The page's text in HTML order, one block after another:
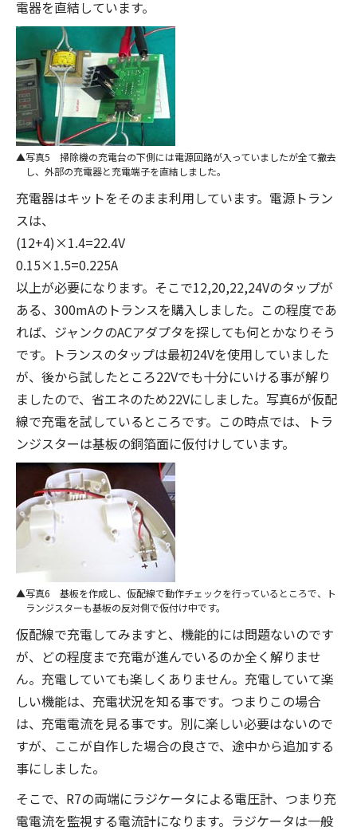
電器を直結しています。
写真5 掃除機の充電台の下側には電源回路が入っていましたが全て撤去
し、外部の充電器と充電端子を直結しました。
充電器はキットをそのまま利用しています。電源トラン
スは、
(12+4)×1.4=22.4V
0.15×1.5=0.225A
以上が必要になります。そこで12,20,22,24Vのタップが
ある、300mAのトランスを購入しました。この程度であ
れば、ジャンクのACアダプタを探しても何とかなりそう
です。トランスのタップは最初24Vを使用していました
が、後から試したところ22Vでも十分にいける事が解り
ましたので、省エネのため22Vにしました。写真6が仮配
線で充電を試しているところです。この時点では、トラ
ンジスターは基板の銅箔面に仮付けしています。
写真6 基板を作成し、仮配線で動作チェックを行っているところで、ト
ランジスターも基板の反対側で仮付け中です。
仮配線で充電してみますと、機能的には問題ないのです
が、どの程度まで充電が進んでいるのか全く解りませ
ん。充電していても楽しくありません。充電していて楽
しい機能は、充電状況を知る事です。つまりこの場合
は、充電電流を見る事です。別に楽しい必要はないので
すが、ここが自作した場合の良さで、途中から追加する
事にしました。
そこで、R7の両端にラジケータによる電圧計、つまり充
電電流を監視する電流計になります。ラジケータは一般